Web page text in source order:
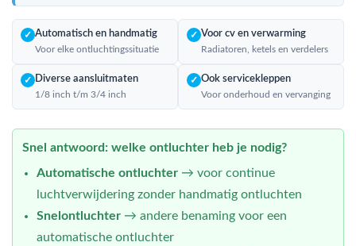
✓ Automatisch en handmatig
Voor elke ontluchtingssituatie
✓ Voor cv en verwarming
Radiatoren, ketels en verdelers
✓ Diverse aansluitmaten
1/8 inch t/m 3/4 inch
✓ Ook servicekleppen
Voor onderhoud en vervanging
Snel antwoord: welke ontluchter heb je nodig?
Automatische ontluchter → voor continue
luchtverwijdering zonder handmatig ontluchten
Snelontluchter → andere benaming voor een
automatische ontluchter